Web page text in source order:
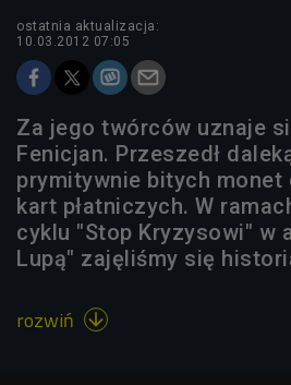
ostatnia aktualizacja:
10.03.2012 07:05
Za jego twórców uznaje
Fenicjan. Przeszedł
prymitywnie bitych
kart płatniczych. W
cyklu "Stop Kryzysowi" w
Lupą" zajęliśmy się
rozwiń 